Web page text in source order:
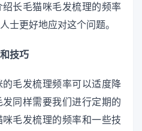
长毛猫咪毛发梳理的频率
士更好地应对这个问题。
技巧
毛发梳理频率可以适度降
同样需要我们进行定期的
毛发梳理的频率和一些技